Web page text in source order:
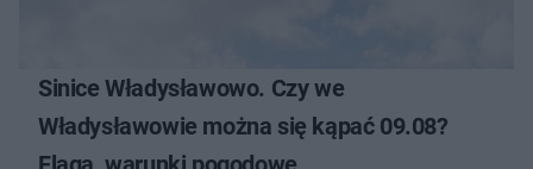
Sinice Władysławowo. Czy we
Władysławowie można się kąpać 09.08?